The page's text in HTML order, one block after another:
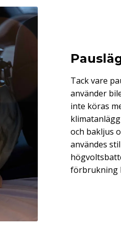
Tack vare
använder
inte köras
och bakljus
användes
förbrukning